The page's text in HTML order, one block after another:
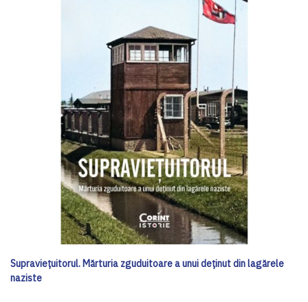
Supraviețuitorul. Mărturia zguduitoare a unui deținut din lagărele
naziste